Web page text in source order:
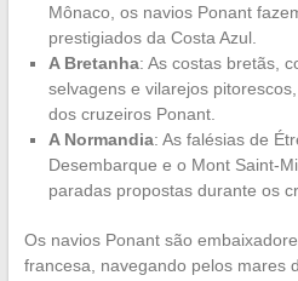
Mônaco, os navios Ponant
prestigiados da Costa Azul.
A Bretanha: As costas bretãs,
selvagens e vilarejos
dos cruzeiros Ponant.
A Normandia: As falésias de
Desembarque e o Mont Saint-
paradas propostas durante os
Os navios Ponant são
francesa, navegando pelos mares